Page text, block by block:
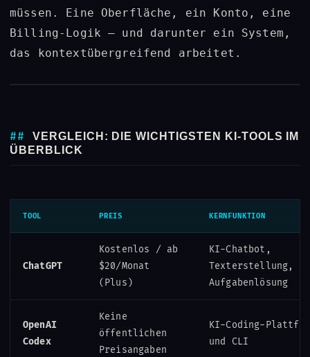
müssen. Eine Oberfläche, ein Konto, eine
Billing-Logik – und darunter ein System,
das kontextübergreifend arbeitet.
VERGLEICH: DIE WICHTIGSTEN KI-TOOLS IM
ÜBERBLICK
TOOL PREIS KERNFUNKTION
ChatGPT
Kostenlos / ab
$20/Monat
(Plus)
KI-Chatbot,
Texterstellung,
Aufgabenlösung
OpenAI
Codex
Keine
öffentlichen
Preisangaben
KI-Coding-
und CLI